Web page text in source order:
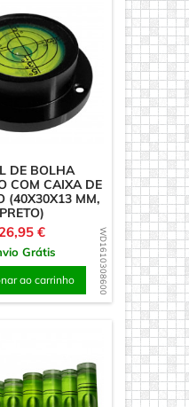
WD1610308600
DE BOLHA
COM CAIXA DE
(40X30X13 MM,
PRETO)
Preço
26,95 €
Grátis
ao carrinho